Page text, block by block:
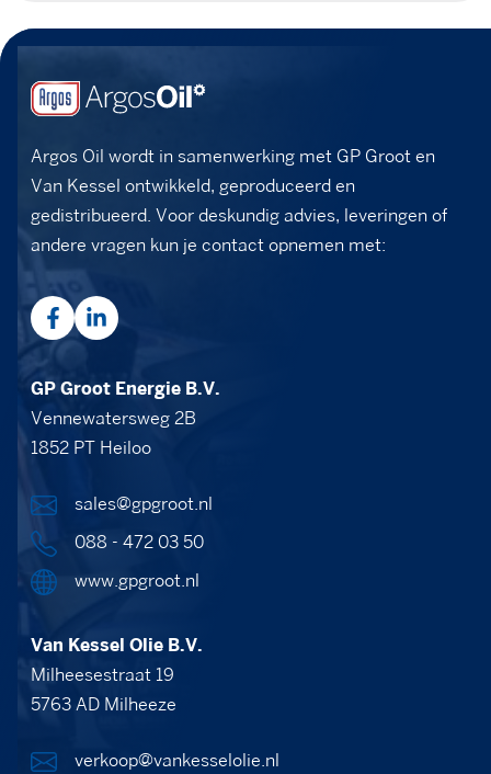
Argos Oil wordt in samenwerking met GP Groot en
Van Kessel ontwikkeld, geproduceerd en
gedistribueerd. Voor deskundig advies, leveringen of
andere vragen kun je contact opnemen met:
GP Groot Energie B.V.
Vennewatersweg 2B
1852 PT Heiloo
sales@gpgroot.nl
088 - 472 03 50
www.gpgroot.nl
Van Kessel Olie B.V.
Milheesestraat 19
5763 AD Milheeze
verkoop@vankesselolie.nl